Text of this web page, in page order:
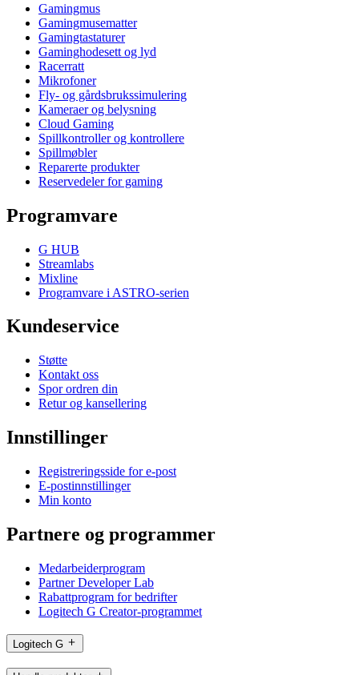
Gamingmus
Gamingmusematter
Gamingtastaturer
Gaminghodesett og lyd
Racerratt
Mikrofoner
Fly- og gårdsbrukssimulering
Kameraer og belysning
Cloud Gaming
Spillkontroller og kontrollere
Spillmøbler
Reparerte produkter
Reservedeler for gaming
Programvare
G HUB
Streamlabs
Mixline
Programvare i ASTRO-serien
Kundeservice
Støtte
Kontakt oss
Spor ordren din
Retur og kansellering
Innstillinger
Registreringsside for e-post
E-postinnstillinger
Min konto
Partnere og programmer
Medarbeiderprogram
Partner Developer Lab
Rabattprogram for bedrifter
Logitech G Creator-programmet
Logitech G